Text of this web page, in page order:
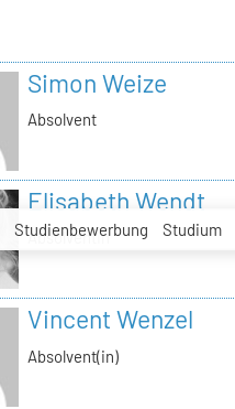
Studienbewerbung Studium
Simon Weize
Absolvent
Elisabeth Wendt
Absolventin
Vincent Wenzel
Absolvent(in)